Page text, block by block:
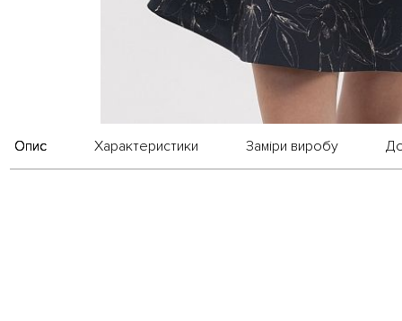
Опис Характеристики Заміри виробу